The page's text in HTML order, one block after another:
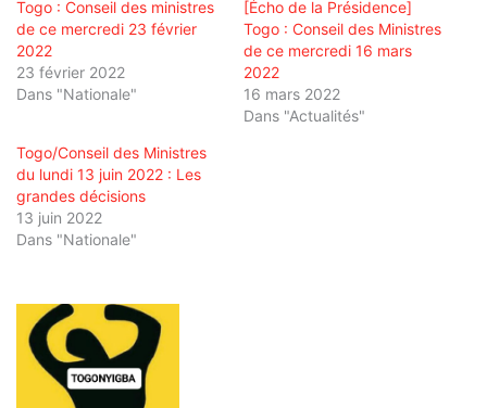
Togo : Conseil des ministres
de ce mercredi 23 février
2022
23 février 2022
Dans "Nationale"
[Écho de la Présidence]
Togo : Conseil des Ministres
de ce mercredi 16 mars
2022
16 mars 2022
Dans "Actualités"
Togo/Conseil des Ministres
du lundi 13 juin 2022 : Les
grandes décisions
13 juin 2022
Dans "Nationale"